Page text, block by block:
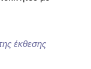
έκθεσης